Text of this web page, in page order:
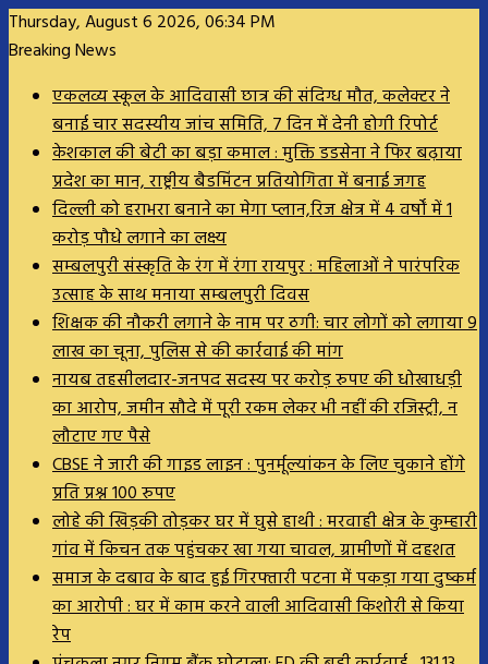
Thursday, August 6 2026, 06:34 PM
Breaking News
एकलव्य स्कूल के आदिवासी छात्र की संदिग्ध मौत, कलेक्टर ने
बनाई चार सदस्यीय जांच समिति, 7 दिन में देनी होगी रिपोर्ट
केशकाल की बेटी का बड़ा कमाल : मुक्ति डडसेना ने फिर बढ़ाया
प्रदेश का मान, राष्ट्रीय बैडमिंटन प्रतियोगिता में बनाई जगह
दिल्ली को हराभरा बनाने का मेगा प्लान,रिज क्षेत्र में 4 वर्षों में 1
करोड़ पौधे लगाने का लक्ष्य
सम्बलपुरी संस्कृति के रंग में रंगा रायपुर : महिलाओं ने पारंपरिक
उत्साह के साथ मनाया सम्बलपुरी दिवस
शिक्षक की नौकरी लगाने के नाम पर ठगी: चार लोगों को लगाया 9
लाख का चूना, पुलिस से की कार्रवाई की मांग
नायब तहसीलदार-जनपद सदस्य पर करोड़ रुपए की धोखाधड़ी
का आरोप, जमीन सौदे में पूरी रकम लेकर भी नहीं की रजिस्ट्री, न
लौटाए गए पैसे
CBSE ने जारी की गाइड लाइन : पुनर्मूल्यांकन के लिए चुकाने होंगे
प्रति प्रश्न 100 रुपए
लोहे की खिड़की तोड़कर घर में घुसे हाथी : मरवाही क्षेत्र के कुम्हारी
गांव में किचन तक पहुंचकर खा गया चावल, ग्रामीणों में दहशत
समाज के दबाव के बाद हुई गिरफ्तारी पटना में पकड़ा गया दुष्कर्म
का आरोपी : घर में काम करने वाली आदिवासी किशोरी से किया
रेप